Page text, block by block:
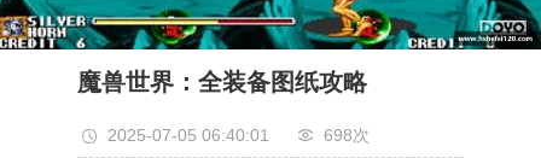
魔兽世界：全装备图纸攻略
2025-07-05 06:40:01 698次